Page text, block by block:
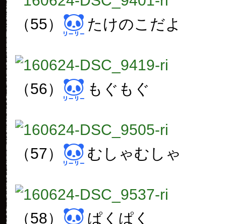
（55） たけのこだよ
（56） もぐもぐ
（57） むしゃむしゃ
（58） ぱくぱく